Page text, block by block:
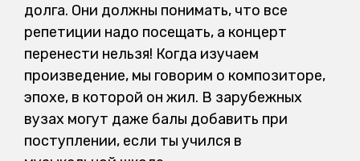
долга. Они должны понимать, что все
репетиции надо посещать, а концерт
перенести нельзя! Когда изучаем
произведение, мы говорим о композиторе,
эпохе, в которой он жил. В зарубежных
вузах могут даже балы добавить при
поступлении, если ты учился в